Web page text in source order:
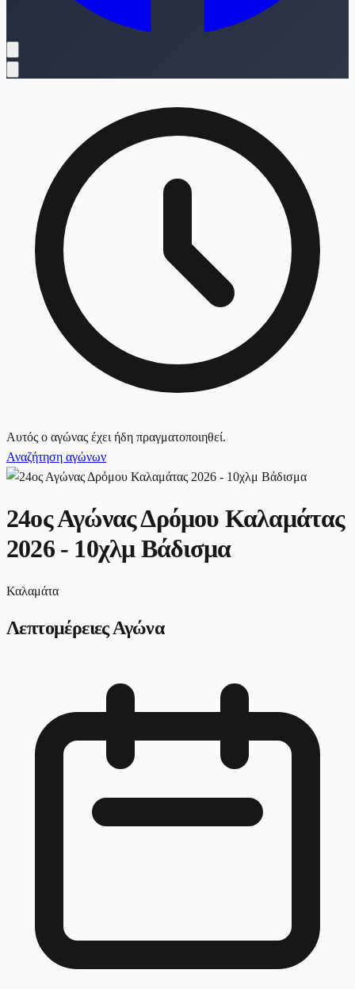
Αυτός ο αγώνας έχει ήδη πραγματοποιηθεί.
Αναζήτηση αγώνων
24ος Αγώνας Δρόμου Καλαμάτας
2026 - 10χλμ Βάδισμα
Καλαμάτα
Λεπτομέρειες Αγώνα